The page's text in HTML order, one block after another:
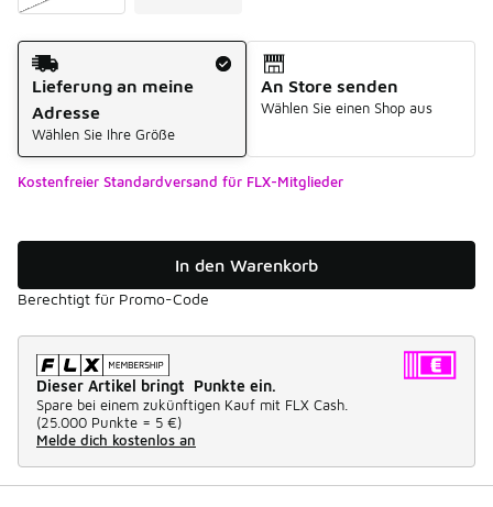
Versandart
Lieferung an meine
Adresse
Wählen Sie Ihre Größe
An Store senden
Wählen Sie einen Shop aus
Kostenfreier Standardversand für FLX-Mitglieder
In den Warenkorb
Berechtigt für Promo-Code
Dieser Artikel bringt Punkte ein.
Spare bei einem zukünftigen Kauf mit FLX Cash.
(25.000 Punkte = 5 €)
Melde dich kostenlos an